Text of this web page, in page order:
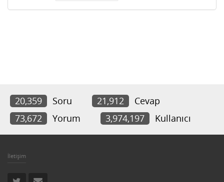
20,359 Soru 21,912
Cevap
73,672
Yorum 3,974,197 Kullanıcı
İletişim